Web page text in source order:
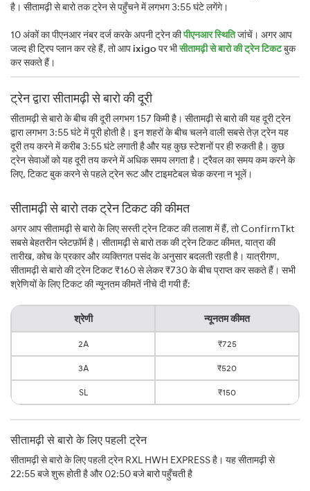
है। सीतामढ़ी से बारो तक ट्रेन से पहुँचने में लगभग 3:55 घंटे लगेंगे।
10 अंकों का पीएनआर नंबर दर्ज करके अपनी ट्रेन कीपीएनआर स्थितिजांचें। अगर आप
जल्द ही ट्रिप प्लान कर रहे हैं, तो आपixigoपर भीसीतामढ़ी से बारो की ट्रेन टिकटबुक
कर सकते हैं।
ट्रेन द्वारा सीतामढ़ी से बारो की दूरी
सीतामढ़ी से बारो के बीच की दूरी लगभग 157 किमी है। सीतामढ़ी से बारो की यह दूरी ट्रेन
द्वारा लगभग 3:55 घंटे में पूरी होती है। इन शहरों के बीच चलने वाली सबसे तेज़ ट्रेन यह
दूरी तय करने में करीब 3:55 घंटे लगाती है और यह कुछ स्टेशनों पर ही रुकती है। कुछ
ट्रेन सेवाओं को यह दूरी तय करने में अधिक समय लगता है। ट्रैवल का समय कम करने के
लिए, टिकट बुक करने से पहले ट्रेन रूट और टाइमटेबल चेक करना न भूलें।
सीतामढ़ी से बारो तक ट्रेन टिकट की कीमत
अगर आप सीतामढ़ी से बारो के लिए सस्ती ट्रेन टिकट की तलाश में हैं, तो ConfirmTkt
सबसे बेहतरीन प्लेटफ़ॉर्म है। सीतामढ़ी से बारो तक की ट्रेन टिकट कीमत, यात्रा की
तारीख, कोच के प्रकार और व्यक्तिगत पसंद के अनुसार बदलती रहती है। यात्रीगण,
सीतामढ़ी से बारो की ट्रेन टिकट ₹160 से लेकर ₹730 के बीच प्राप्त कर सकते हैं। सभी
श्रेणियों के लिए टिकट की न्यूनतम कीमतें नीचे दी गयी हैं:
श्रेणी न्यूनतम कीमत
2A ₹725
3A ₹520
SL ₹150
सीतामढ़ी से बारो के लिए पहली ट्रेन
सीतामढ़ी से बारो के लिए पहली ट्रेन RXL HWH EXPRESS है। यह सीतामढ़ी से
22:55 बजे शुरू होती है और 02:50 बजे बारो पहुँचती है